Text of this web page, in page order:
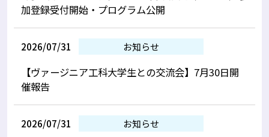
加登録受付開始・プログラム公開
2026/07/31 お知らせ
【ヴァージニア工科大学生との交流会】7月30日開
催報告
2026/07/31 お知らせ